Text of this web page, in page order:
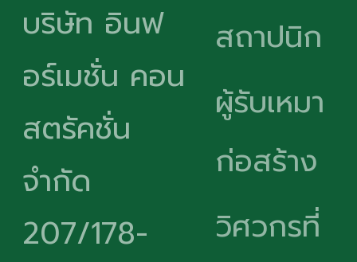
บริษัท อินฟ
อร์เมชั่น คอน
สตรัคชั่น
จำกัด
207/178-
สถาปนิก
ผู้รับเหมา
ก่อสร้าง
วิศวกรที่